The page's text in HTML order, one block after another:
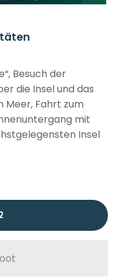
Besuch der
die Insel und das
Meer, Fahrt zum
mit
Insel